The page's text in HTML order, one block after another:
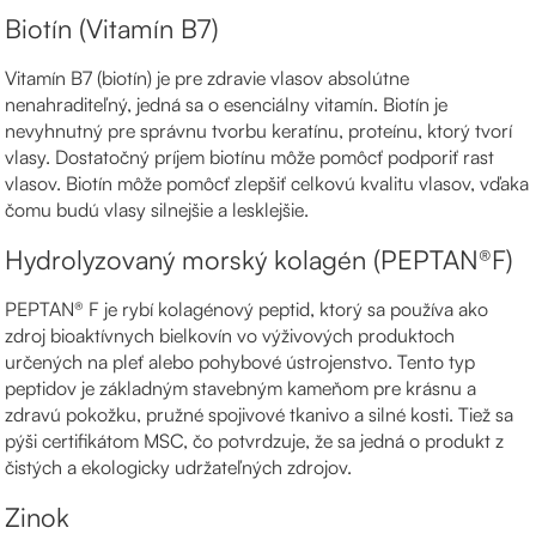
Biotín (Vitamín B7)
Vitamín B7 (biotín) je pre zdravie vlasov absolútne
nenahraditeľný, jedná sa o esenciálny vitamín. Biotín je
nevyhnutný pre správnu tvorbu keratínu, proteínu, ktorý tvorí
vlasy. Dostatočný príjem biotínu môže pomôcť podporiť rast
vlasov. Biotín môže pomôcť zlepšiť celkovú kvalitu vlasov, vďaka
čomu budú vlasy silnejšie a lesklejšie.
Hydrolyzovaný morský kolagén (PEPTAN®F)
PEPTAN® F je rybí kolagénový peptid, ktorý sa používa ako
zdroj bioaktívnych bielkovín vo výživových produktoch
určených na pleť alebo pohybové ústrojenstvo. Tento typ
peptidov je základným stavebným kameňom pre krásnu a
zdravú pokožku, pružné spojivové tkanivo a silné kosti. Tiež sa
pýši certifikátom MSC, čo potvrdzuje, že sa jedná o produkt z
čistých a ekologicky udržateľných zdrojov.
Zinok